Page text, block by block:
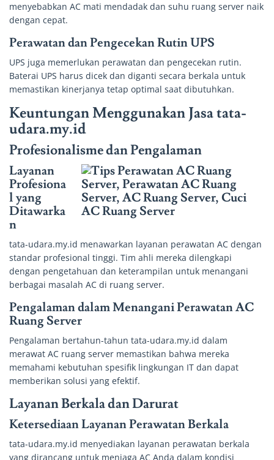
menyebabkan AC mati mendadak dan suhu ruang server naik
dengan cepat.
Perawatan dan Pengecekan Rutin UPS
UPS juga memerlukan perawatan dan pengecekan rutin.
Baterai UPS harus dicek dan diganti secara berkala untuk
memastikan kinerjanya tetap optimal saat dibutuhkan.
Keuntungan Menggunakan Jasa tata-
udara.my.id
Profesionalisme dan Pengalaman
Layanan
Profesiona
l yang
Ditawarka
n
tata-udara.my.id menawarkan layanan perawatan AC dengan
standar profesional tinggi. Tim ahli mereka dilengkapi
dengan pengetahuan dan keterampilan untuk menangani
berbagai masalah AC di ruang server.
Pengalaman dalam Menangani Perawatan AC
Ruang Server
Pengalaman bertahun-tahun tata-udara.my.id dalam
merawat AC ruang server memastikan bahwa mereka
memahami kebutuhan spesifik lingkungan IT dan dapat
memberikan solusi yang efektif.
Layanan Berkala dan Darurat
Ketersediaan Layanan Perawatan Berkala
tata-udara.my.id menyediakan layanan perawatan berkala
yang dirancang untuk menjaga AC Anda dalam kondisi